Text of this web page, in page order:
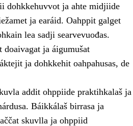
dohkkehuvvot ja ahte midjiide
ja earáid. Oahppit galget
lea sadji searvevuođas.
doaivagat ja áigumušat
ja dohkkehit oahpahusas, de
addit ohppiide praktihkalaš ja
Báikkálaš birrasa ja
skuvlla ja ohppiid